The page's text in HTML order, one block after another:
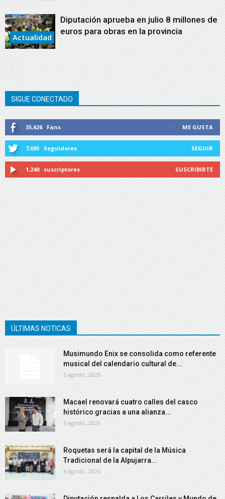
Actualidad
Diputación aprueba en julio 8 millones de
euros para obras en la provincia
SIGUE CONECTADO
35,626 Fans ME GUSTA
7,693 Seguidores SEGUIR
1,240 suscriptores SUSCRIBIRTE
ÚLTIMAS NOTICAS
Musimundo Enix se consolida como referente
musical del calendario cultural de...
5 agosto, 2026
Macael renovará cuatro calles del casco
histórico gracias a una alianza...
5 agosto, 2026
Roquetas será la capital de la Música
Tradicional de la Alpujarra...
4 agosto, 2026